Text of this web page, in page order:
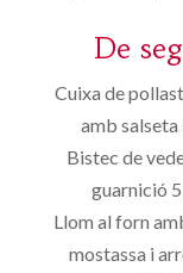
De
Cuixa de
amb
Bistec de
guarnició
Llom al forn
mostassa i